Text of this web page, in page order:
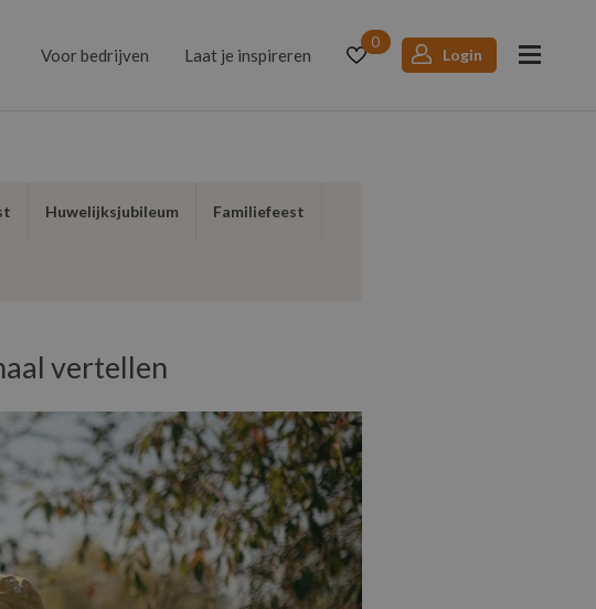
Voor bedrijven Laat je inspireren
0
Login
Huwelijksjubileum Familiefeest
vertellen